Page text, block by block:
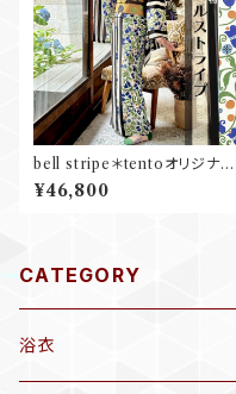
bell stripe＊tentoオリジナル
着物 セオα 単衣 夏着物 浴衣 ス
トライプ すずらん
¥46,800
CATEGORY
浴衣